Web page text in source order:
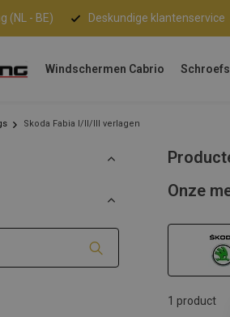
(NL - BE) Deskundige klantenservice
Windschermen Cabrio
Skoda Fabia I/II/III verlagen
Onze
1 product